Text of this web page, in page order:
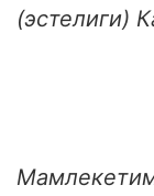
(эстелиги)